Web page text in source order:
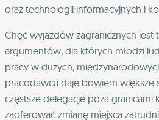
oraz technologii informacyjnych i
Chęć wyjazdów zagranicznych jest
argumentów, dla których młodzi
pracy w dużych,
pracodawca daje bowiem większe
częstsze delegacje poza granicami
zaoferować zmianę miejsca